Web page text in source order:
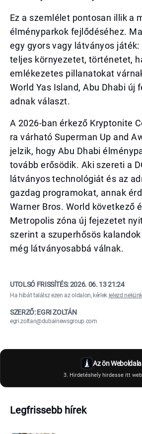
Ez a szemlélet pontosan illik a
élményparkok fejlődéséhez.
egy gyors vagy látványos
teljes környezetet, történetet,
emlékezetes pillanatokat
World Yas Island, Abu Dhabi új
adnak választ.
A 2026-ban érkező Kryptonite
ra várható Superman Up and
jelzik, hogy Abu Dhabi
tovább erősödik. Aki szereti a
látványos technológiát és az
gazdag programokat, annak
Warner Bros. World következő
Metropolis zóna új fejezetet
szerint a szuperhősös
még látványosabbá válnak.
UTOLSÓ FRISSÍTÉS:2026. 06. 13 21:24
Ha hibát találsz ezen az oldalon, kérlek jelezd
SZERZŐ: EGRI ZOLTÁN
egri.zoltan@dubainewsgroup.com
Az ön Weboldala
3. Hirdetéshely hirdesse itt
Legfrissebb hírek